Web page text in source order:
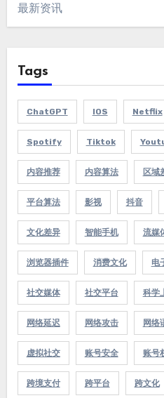
最新资讯
Tags
ChatGPT IOS Netflix
Spotify Tiktok
内容推荐 内容算法 区域
平台算法 影视 抖音
文化差异 智能手机 流媒
浏览器插件 消费文化 电
社交媒体 社交平台 科学
网络延迟 网络攻击 网络
虚拟社交 账号安全 账号
跨境支付 跨平台 跨文化